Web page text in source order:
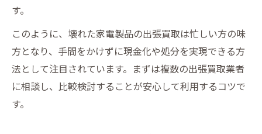
す。
このように、壊れた家電製品の出張買取は忙しい方の味
方となり、手間をかけずに現金化や処分を実現できる方
法として注目されています。まずは複数の出張買取業者
に相談し、比較検討することが安心して利用するコツで
す。